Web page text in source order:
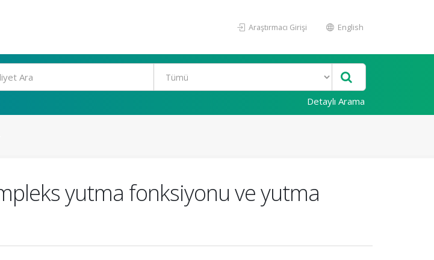
Araştırmacı Girişi English
Detaylı Arama
yutma fonksiyonu ve yutma